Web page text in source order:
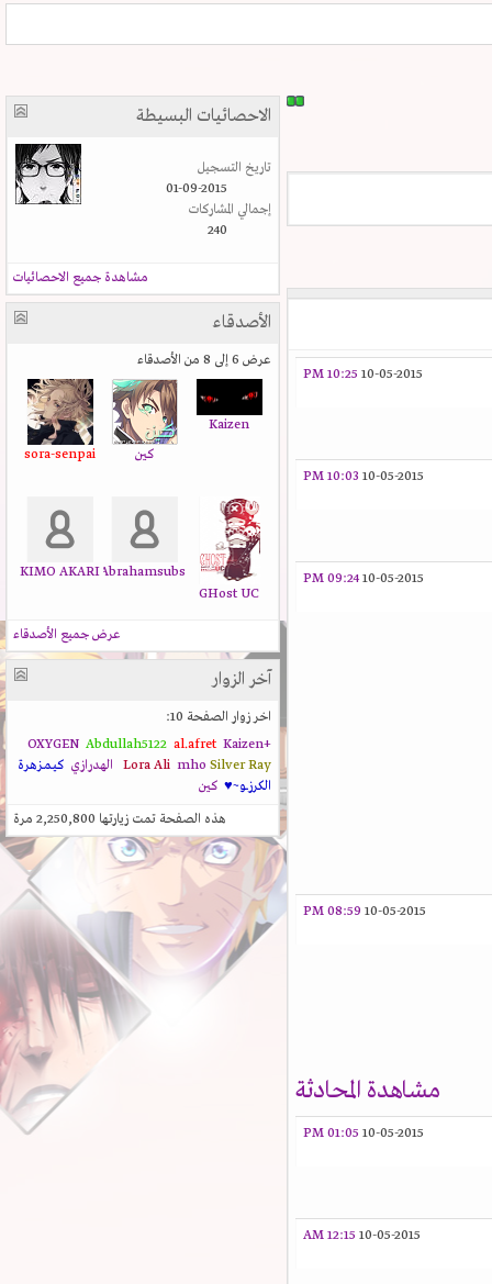
10-05-2015
10:25 PM
10-05-2015
10:03 PM
10-05-2015
09:24 PM
10-05-2015
08:59 PM
مشاهدة المحادثة
10-05-2015
01:05 PM
10-05-2015
12:15 AM
الاحصائيات البسيطة
تاريخ التسجيل
01-09-2015
إجمالي المشاركات
240
مشاهدة جميع الاحصائيات
الأصدقاء
عرض 6 إلى 8 من الأصدقاء
Kaizen
كين
sora-senpai
GHost UC
Abrahamsubs
KIMO AKARI
عرض جميع الأصدقاء
آخر الزوار
اخر زوار الصفحة 10:
+OXYGEN
Abdullah5122 al.afret
Kaizen
Lora Ali
mhoSilver Ray الهدرازي
كيـمـزهرة
الكرزــو~♥
كين
هذه الصفحة تمت زيارتها2,250,800مرة